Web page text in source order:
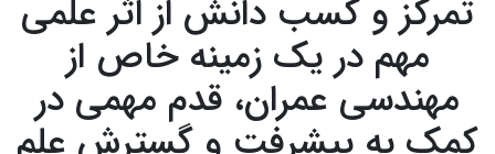
تمرکز و کسب دانش از اثر علمی
مهم در یک زمینه خاص از
مهندسی عمران، قدم مهمی در